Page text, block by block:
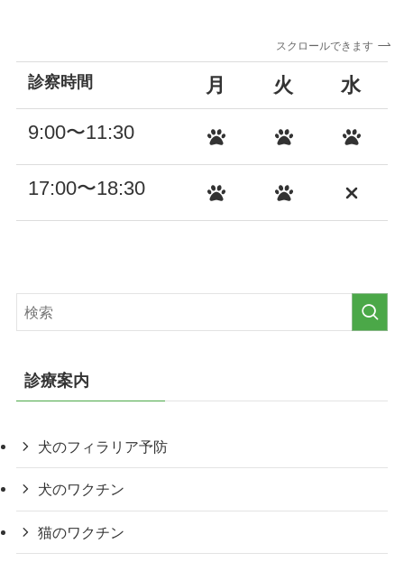
スクロールできます
診察時間 月 火 水
9:00〜11:30
17:00〜18:30
診療案内
犬のフィラリア予防
犬のワクチン
猫のワクチン